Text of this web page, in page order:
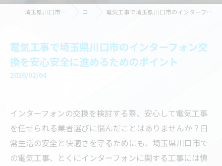
埼玉県川口市の電気工事ならMAS コラム 電気工事で埼玉県川口市のインターフォン交換を安心安全に進めるためのポイント
電気工事で埼玉県川口市のインターフォン交
換を安心安全に進めるためのポイント
2026/02/04
インターフォンの交換を検討する際、安心して電気工事
を任せられる業者選びに悩んだことはありませんか？日
常生活の安全と快適さを守るためにも、埼玉県川口市で
の電気工事、とくにインターフォンに関する工事には慎